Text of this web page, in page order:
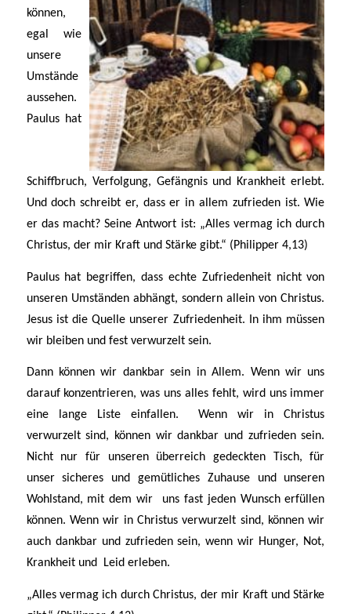
können,
egal wie
unsere
Umstände
aussehen.
Paulus hat
Schiffbruch, Verfolgung, Gefängnis und Krankheit erlebt.
Und doch schreibt er, dass er in allem zufrieden ist. Wie
er das macht? Seine Antwort ist: „Alles vermag ich durch
Christus, der mir Kraft und Stärke gibt.“ (Philipper 4,13)
Paulus hat begriffen, dass echte Zufriedenheit nicht von
unseren Umständen abhängt, sondern allein von Christus.
Jesus ist die Quelle unserer Zufriedenheit. In ihm müssen
wir bleiben und fest verwurzelt sein.
Dann können wir dankbar sein in Allem. Wenn wir uns
darauf konzentrieren, was uns alles fehlt, wird uns immer
eine lange Liste einfallen. Wenn wir in Christus
verwurzelt sind, können wir dankbar und zufrieden sein.
Nicht nur für unseren überreich gedeckten Tisch, für
unser sicheres und gemütliches Zuhause und unseren
Wohlstand, mit dem wir uns fast jeden Wunsch erfüllen
können. Wenn wir in Christus verwurzelt sind, können wir
auch dankbar und zufrieden sein, wenn wir Hunger, Not,
Krankheit und Leid erleben.
„Alles vermag ich durch Christus, der mir Kraft und Stärke